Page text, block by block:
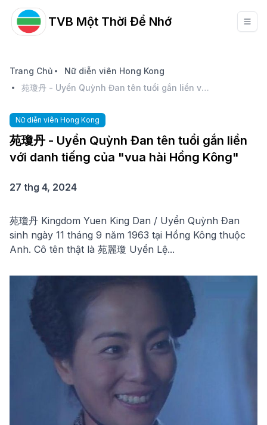
TVB Một Thời Để Nhớ
Trang Chủ
Nữ diễn viên Hong Kong
苑瓊丹 - Uyển Quỳnh Đan tên tuổi gắn liền với danh tiếng của "vua hài Hồng Kông"
Nữ diễn viên Hong Kong
苑瓊丹 - Uyển Quỳnh Đan tên tuổi gắn liền
với danh tiếng của "vua hài Hồng Kông"
27 thg 4, 2024
苑瓊丹 Kingdom Yuen King Dan / Uyển Quỳnh Đan
sinh ngày 11 tháng 9 năm 1963 tại Hồng Kông thuộc
Anh. Cô tên thật là 苑麗瓊 Uyển Lệ...